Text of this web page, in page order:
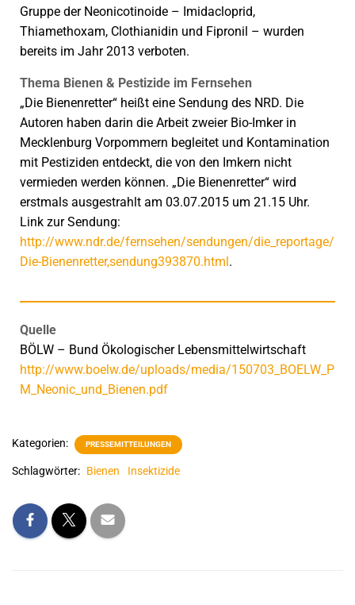
Gruppe der Neonicotinoide – Imidacloprid,
Thiamethoxam, Clothianidin und Fipronil – wurden
bereits im Jahr 2013 verboten.
Thema Bienen & Pestizide im Fernsehen
„Die Bienenretter“ heißt eine Sendung des NRD. Die
Autoren haben darin die Arbeit zweier Bio-Imker in
Mecklenburg Vorpommern begleitet und Kontamination
mit Pestiziden entdeckt, die von den Imkern nicht
vermieden werden können. „Die Bienenretter“ wird
erstmals ausgestrahlt am 03.07.2015 um 21.15 Uhr.
Link zur Sendung:
http://www.ndr.de/fernsehen/sendungen/die_reportage/
Die-Bienenretter,sendung393870.html.
Quelle
BÖLW – Bund Ökologischer Lebensmittelwirtschaft
http://www.boelw.de/uploads/media/150703_BOELW_P
M_Neonic_und_Bienen.pdf
Kategorien: PRESSEMITTEILUNGEN
Schlagwörter: Bienen Insektizide